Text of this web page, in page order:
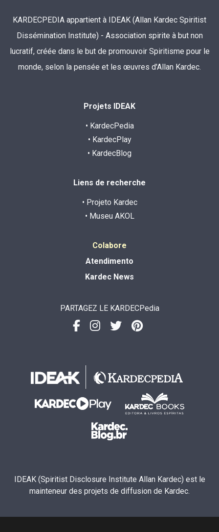
KARDECPEDIA appartient à IDEAK (Allan Kardec Spiritist
Dissémination Institute) - Association spirite à but non
lucratif, créée dans le but de promouvoir Spiritisme pour le
monde, selon la pensée et les œuvres d'Allan Kardec.
Projets IDEAK
• KardecPedia
• KardecPlay
• KardecBlog
Liens de recherche
• Projeto Kardec
• Museu AKOL
Colabore
Atendimento
Kardec News
PARTAGEZ LE KARDECPedia
IDEAK (Spiritist Disclosure Institute Allan Kardec) est le
mainteneur des projets de diffusion de Kardec.